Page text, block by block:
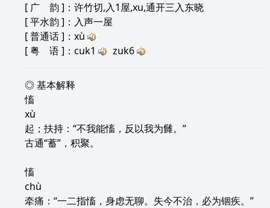
[ 广 韵 ]：许竹切,入1屋,xu,通开三入东晓
[平水韵 ]：入声一屋
[普通话]：xù
[粤 语]：cuk1 zuk6
◎ 基本解释
慉
xù
起；扶持：“不我能慉，反以我为雠。”
古通“蓄”，积聚。
慉
chù
牵痛：“一二指慉，身虑无聊。失今不治，必为锢疾。”